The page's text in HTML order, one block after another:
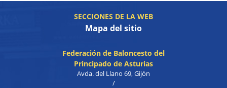
SECCIONES DE LA WEB
Mapa del sitio
Federación de Baloncesto del
Principado de Asturias
Avda. del Llano 69, Gijón
/